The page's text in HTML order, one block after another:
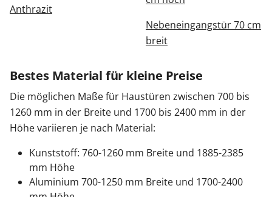
Anthrazit
Nebeneingangstür 70 cm
breit
Bestes Material für kleine Preise
Die möglichen Maße für Haustüren zwischen 700 bis
1260 mm in der Breite und 1700 bis 2400 mm in der
Höhe variieren je nach Material:
Kunststoff: 760-1260 mm Breite und 1885-2385
mm Höhe
Aluminium 700-1250 mm Breite und 1700-2400